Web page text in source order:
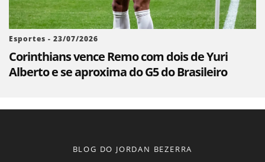
Esportes - 23/07/2026
Corinthians vence Remo com dois de Yuri
Alberto e se aproxima do G5 do Brasileiro
BLOG DO JORDAN BEZERRA